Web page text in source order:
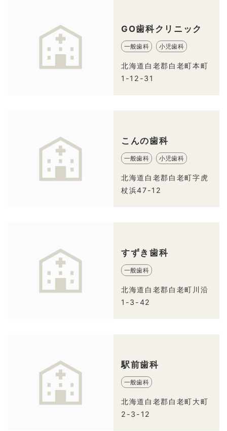
GO歯科クリニック
一般歯科 小児歯科
北海道白老郡白老町本町
1-12-31
こんの歯科
一般歯科 小児歯科
北海道白老郡白老町字虎
杖浜47-12
すずき歯科
一般歯科
北海道白老郡白老町川沿
1-3-42
駅前歯科
一般歯科
北海道白老郡白老町大町
2-3-12